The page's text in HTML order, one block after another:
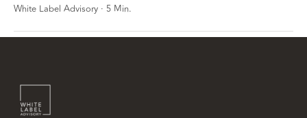
White Label Advisory · 5 Min.